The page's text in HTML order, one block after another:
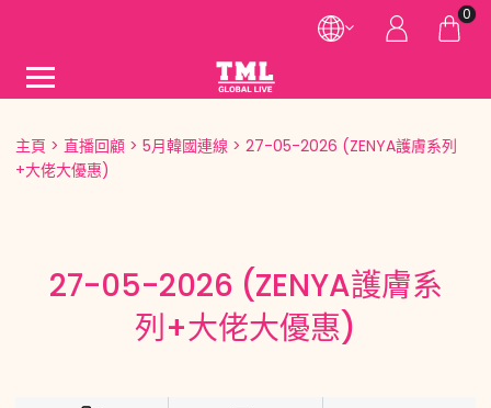
0
主頁 直播回顧 5月韓國連線
27-05-2026 (ZENYA護膚系列
+大佬大優惠)
27-05-2026 (ZENYA護膚系
列+大佬大優惠)